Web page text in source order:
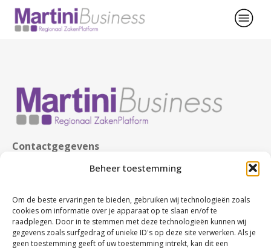
Beheer toestemming
Om de beste ervaringen te bieden, gebruiken wij technologieën zoals
cookies om informatie over je apparaat op te slaan en/of te
raadplegen. Door in te stemmen met deze technologieën kunnen wij
gegevens zoals surfgedrag of unieke ID's op deze site verwerken. Als je
geen toestemming geeft of uw toestemming intrekt, kan dit een
Contactgegevens